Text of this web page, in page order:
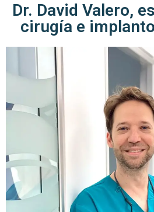
Dr. David Valero,
cirugía e